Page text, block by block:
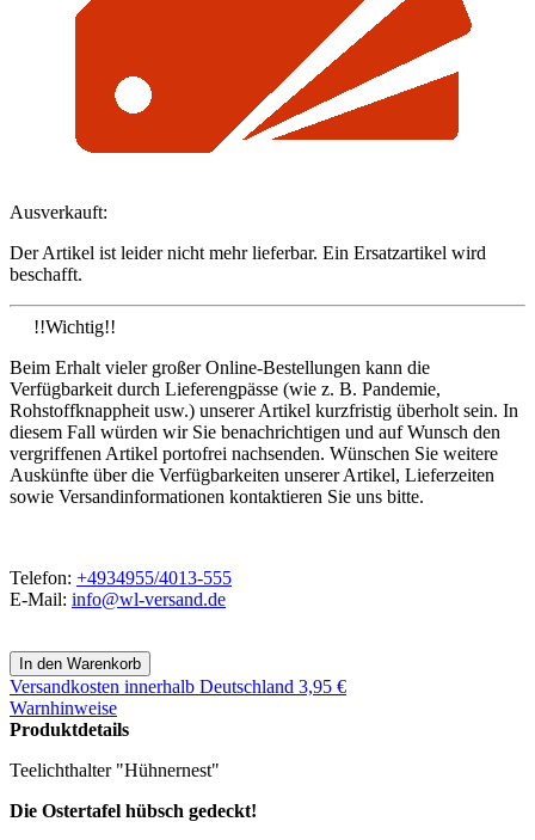
Ausverkauft:
Der Artikel ist leider nicht mehr lieferbar. Ein Ersatzartikel wird
beschafft.
!!Wichtig!!
Beim Erhalt vieler großer Online-Bestellungen kann die
Verfügbarkeit durch Lieferengpässe (wie z. B. Pandemie,
Rohstoffknappheit usw.) unserer Artikel kurzfristig überholt sein. In
diesem Fall würden wir Sie benachrichtigen und auf Wunsch den
vergriffenen Artikel portofrei nachsenden. Wünschen Sie weitere
Auskünfte über die Verfügbarkeiten unserer Artikel, Lieferzeiten
sowie Versandinformationen kontaktieren Sie uns bitte.
Telefon: +4934955/4013-555
E-Mail: info@wl-versand.de
Versandkosten innerhalb Deutschland 3,95 €
Warnhinweise
Produktdetails
Teelichthalter "Hühnernest"
Die Ostertafel hübsch gedeckt!